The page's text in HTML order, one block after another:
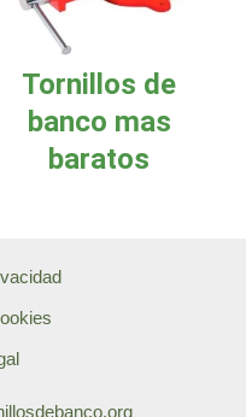
Tornillos de
banco mas
baratos